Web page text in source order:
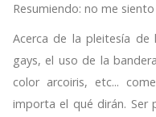
Resumiendo: no me
Acerca de la pleitesía
gays, el uso de la
color arcoiris, etc...
importa el qué dirán. Ser